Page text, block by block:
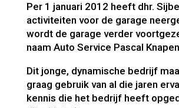
Per 1 januari 2012 heeft dhr.
activiteiten voor de garage
wordt de garage verder
naam Auto Service Pascal
Dit jonge, dynamische bedrijf
graag gebruik van al die jaren
kennis die het bedrijf heeft